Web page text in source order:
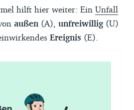
hilft hier weiter: Ein Unfall
außen (A), unfreiwillig(U)
Ereignis (E).